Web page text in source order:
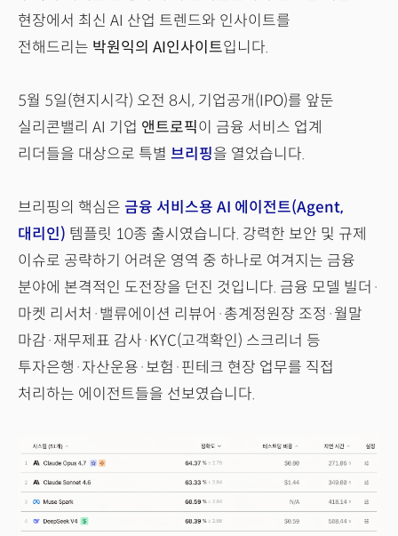
현장에서 최신 AI 산업 트렌드와 인사이트를
전해드리는 박원익의 AI인사이트입니다.
5월 5일(현지시각) 오전 8시, 기업공개(IPO)를 앞둔
실리콘밸리 AI 기업 앤트로픽이 금융 서비스 업계
리더들을 대상으로 특별 브리핑을 열었습니다.
브리핑의 핵심은 금융 서비스용 AI 에이전트(Agent,
대리인) 템플릿 10종 출시였습니다. 강력한 보안 및 규제
이슈로 공략하기 어려운 영역 중 하나로 여겨지는 금융
분야에 본격적인 도전장을 던진 것입니다. 금융 모델 빌더·
마켓 리서처·밸류에이션 리뷰어·총계정원장 조정·월말
마감·재무제표 감사·KYC(고객확인) 스크리너 등
투자은행·자산운용·보험·핀테크 현장 업무를 직접
처리하는 에이전트들을 선보였습니다.